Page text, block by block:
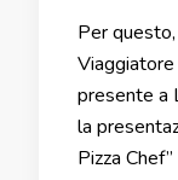
Per
presente a
la
Pizza